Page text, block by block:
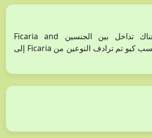
حسب موتيرد هناك تداخل بين الجنسين Ficaria and
Ranunculus وحسب كيو تم ترادف النوعين من Ficaria إلى